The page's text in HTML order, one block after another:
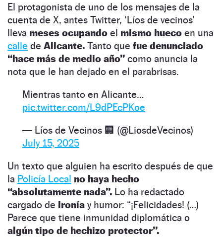
El protagonista de uno de los mensajes de la
cuenta de X, antes Twitter, ‘Líos de vecinos’
lleva meses ocupando el mismo hueco en una
calle de Alicante. Tanto que fue denunciado
“hace más de medio año” como anuncia la
nota que le han dejado en el parabrisas.
Mientras tanto en Alicante…
pic.twitter.com/L9dPEcPKoe
— Líos de Vecinos 🏢 (@LiosdeVecinos)
July 15, 2025
Un texto que alguien ha escrito después de que
la Policía Local no haya hecho
“absolutamente nada”. Lo ha redactado
cargado de ironía y humor: “¡Felicidades! (…)
Parece que tiene inmunidad diplomática o
algún tipo de hechizo protector”.